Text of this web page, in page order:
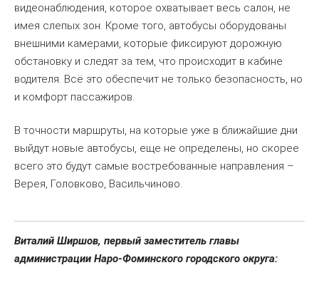
видеонаблюдения, которое охватывает весь салон, не
имея слепых зон. Кроме того, автобусы оборудованы
внешними камерами, которые фиксируют дорожную
обстановку и следят за тем, что происходит в кабине
водителя. Всё это обеспечит не только безопасность, но
и комфорт пассажиров.
В точности маршруты, на которые уже в ближайшие дни
выйдут новые автобусы, еще не определены, но скорее
всего это будут самые востребованные направления –
Верея, Головково, Васильчиново.
Виталий Ширшов, первый заместитель главы
администрации Наро-Фоминского городского округа: